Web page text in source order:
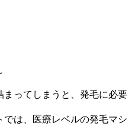
ってしまうと、発毛に必要
は、医療レベルの発毛マシ